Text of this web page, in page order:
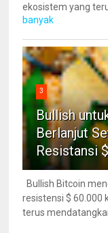
ekosistem yang
banyak
3
Bullish
Berlanjut
Resistansi
Bullish Bitcoin
resistensi $ 60.000
terus